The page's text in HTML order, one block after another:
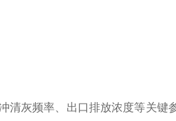
灰频率、出口排放浓度等关键